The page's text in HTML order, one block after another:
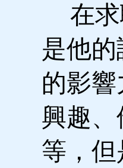
在求
是他
的影
興趣
等，